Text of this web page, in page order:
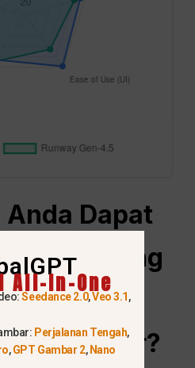
Dapat
yang
Biaya
Besar?
All-In-One
Seedance 2.0,Veo 3.1,
Perjalanan Tengah,
,GPT Gambar 2,Nano